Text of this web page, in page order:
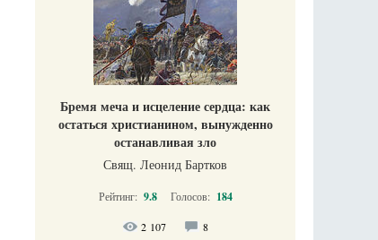
Бремя меча и исцеление сердца: как
остаться христианином, вынужденно
останавливая зло
Свящ. Леонид Бартков
Рейтинг: 9.8 Голосов: 184
2 107 8